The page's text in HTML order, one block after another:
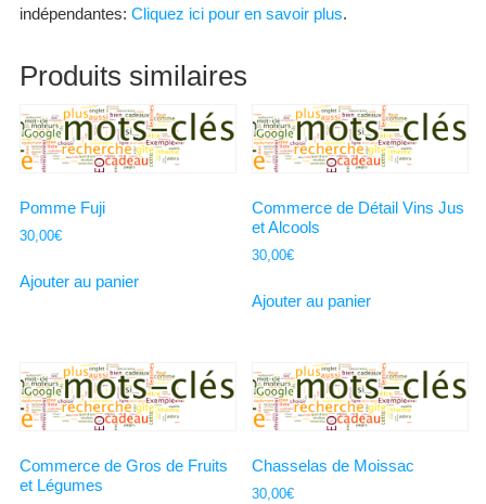
indépendantes: Cliquez ici pour en savoir plus.
Produits similaires
Pomme Fuji
30,00€
Ajouter au panier
Commerce de Détail Vins Jus
et Alcools
30,00€
Ajouter au panier
Commerce de Gros de Fruits
et Légumes
Chasselas de Moissac
30,00€